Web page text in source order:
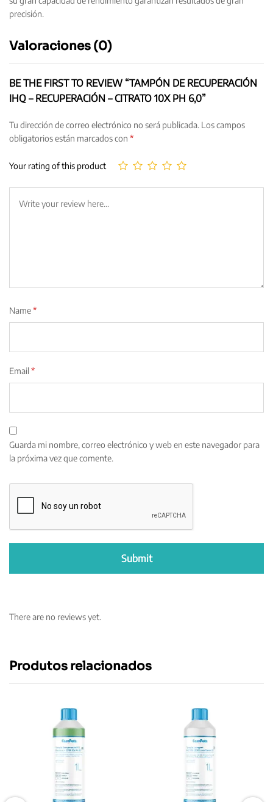
precisión.
Valoraciones (0)
BE THE FIRST TO REVIEW “TAMPÓN DE RECUPERACIÓN
IHQ – RECUPERACIÓN – CITRATO 10X PH 6,0”
Tu dirección de correo electrónico no será publicada. Los campos
obligatorios están marcados con *
Your rating of this product
Name*
Email *
Guarda mi nombre, correo electrónico y web en este navegador para
la próxima vez que comente.
There are no reviews yet.
Produtos relacionados